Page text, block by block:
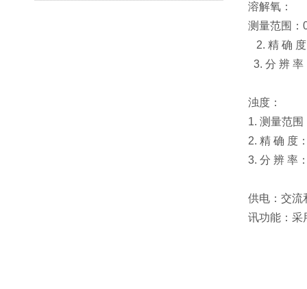
溶解氧：
测量范围：
2. 精 确
3. 分 辨 率
浊度：
1. 测量范
2. 精 确 度
3. 分 辨 率
供电：交流
讯功能：采